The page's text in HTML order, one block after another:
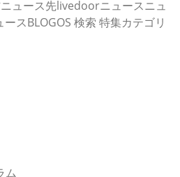
ュース先livedoorニュースニュ
スBLOGOS 検索 特集カテゴリ
ム